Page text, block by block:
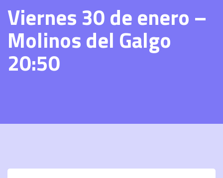
Viernes 30 de enero –
Molinos del Galgo
20:50